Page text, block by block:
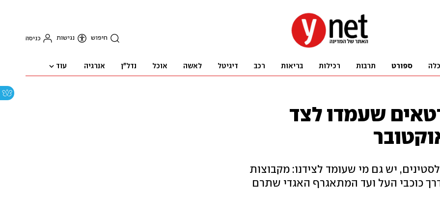
חיפוש נגישות כניסה
ספורט תרבות רכילות בריאות רכב דיגיטל לאשה אוכל נדל"ן אנרגיה עוד
שעמדו לצד
יש גם מי שעומד לצידנו: מקבוצות
כוכבי העל ועד המתאגרף האגדי שתרם